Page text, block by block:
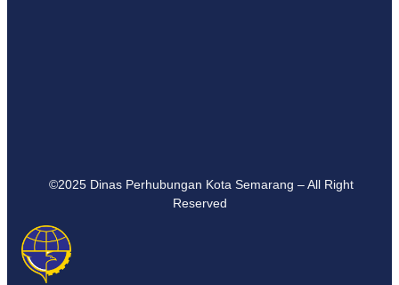
©2025 Dinas Perhubungan Kota Semarang – All Right
Reserved